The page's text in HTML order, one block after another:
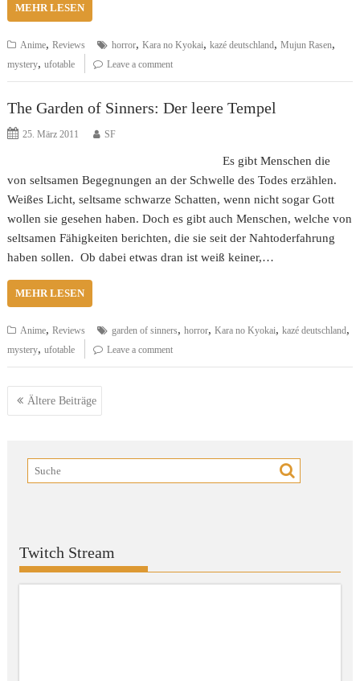
MEHR LESEN
Anime,Reviews horror,Kara no Kyokai,kazé deutschland,Mujun Rasen,
mystery,ufotable Leave a comment
The Garden of Sinners: Der leere Tempel
25. März 2011 SF
Es gibt Menschen die
von seltsamen Begegnungen an der Schwelle des Todes erzählen.
Weißes Licht, seltsame schwarze Schatten, wenn nicht sogar Gott
wollen sie gesehen haben. Doch es gibt auch Menschen, welche von
seltsamen Fähigkeiten berichten, die sie seit der Nahtoderfahrung
haben sollen. Ob dabei etwas dran ist weiß keiner,…
MEHR LESEN
Anime,Reviews garden of sinners,horror,Kara no Kyokai,kazé deutschland,
mystery,ufotable Leave a comment
Beitragsnavigation
Ältere Beiträge
Twitch Stream